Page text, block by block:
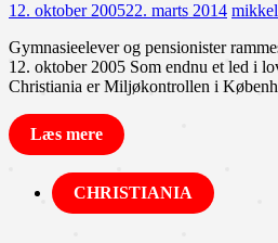
12. oktober 200522. marts 2014 mikkel
Gymnasieelever og pensionister
12. oktober 2005 Som endnu et led i
Christiania er Miljøkontrollen i
Læs mere
CHRISTIANIA